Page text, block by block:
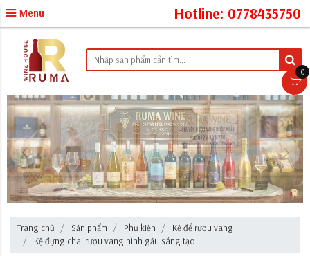
Menu Hotline: 0778435750
Trang chủ Sản phẩm Phụ kiện
Kệ để rượu vang
Kệ đựng chai rượu vang hình gấu sáng tạo
0